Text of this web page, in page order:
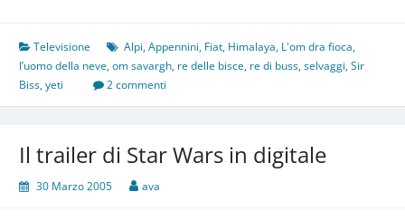
Televisione Alpi,Appennini, Fiat, Himalaya, L'om dra fioca,
l’uomo della neve,om savargh, re delle bisce, re di buss,selvaggi,Sir
Biss,yeti 2 commenti
Il trailer di Star Wars in digitale
30 Marzo 2005 ava